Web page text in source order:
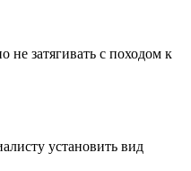
затягивать с походом к
установить вид